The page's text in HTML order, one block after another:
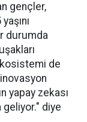
gençler,
durumda
de
yapay zekası
diye